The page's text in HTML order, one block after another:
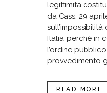
legittimità
da Cass. 29
Italia, perchè in
l’ordine
provvedimento
READ MORE